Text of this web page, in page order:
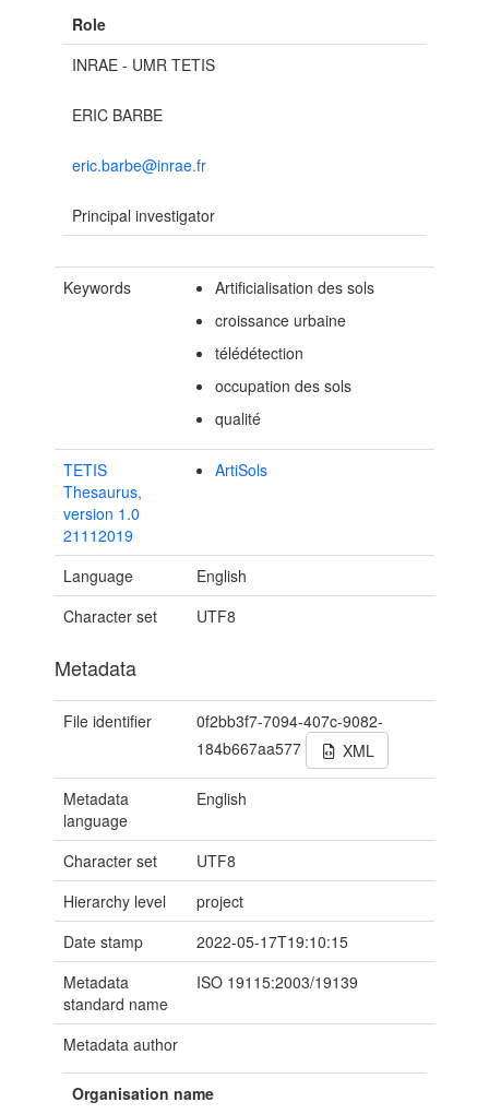
Role
INRAE - UMR TETIS
ERIC BARBE
eric.barbe@inrae.fr
Principal investigator
Keywords
Artificialisation des sols
croissance urbaine
télédétection
occupation des sols
qualité
TETIS
Thesaurus,
version 1.0
21112019
ArtiSols
Language
English
Character set
UTF8
Metadata
File identifier
0f2bb3f7-7094-407c-9082-
184b667aa577
XML
Metadata
language
English
Character set
UTF8
Hierarchy level
project
Date stamp
2022-05-17T19:10:15
Metadata
standard name
ISO 19115:2003/19139
Metadata author
Organisation name